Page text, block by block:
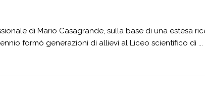
di Mario Casagrande, sulla base di una estesa
formò generazioni di allievi al Liceo scientifico di ...